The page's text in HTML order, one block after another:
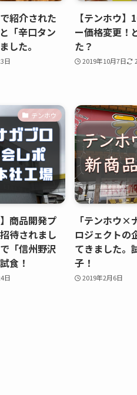
紹介された
「辛口タン
した。
日
【テンホウ
ー価格変更！
た？
2019年10月7日
テンホウ
商品開発プ
待されまし
「信州野沢
食！
日
「テンホウ×
ロジェクトの
てきました。
子！
2019年2月6日